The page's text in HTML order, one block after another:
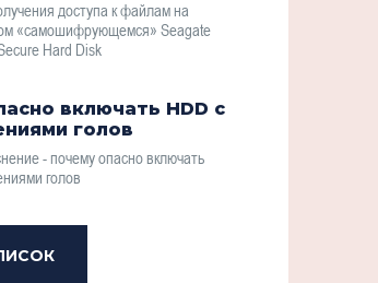
доступа к файлам на
«самошифрующемся» Seagate
Hard Disk
включать HDD с
голов
- почему опасно включать
голов